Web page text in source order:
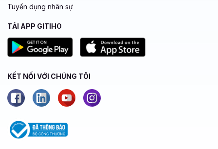
Tuyển dụng nhân sự
TẢI APP GITIHO
KẾT NỐI VỚI CHÚNG TÔI